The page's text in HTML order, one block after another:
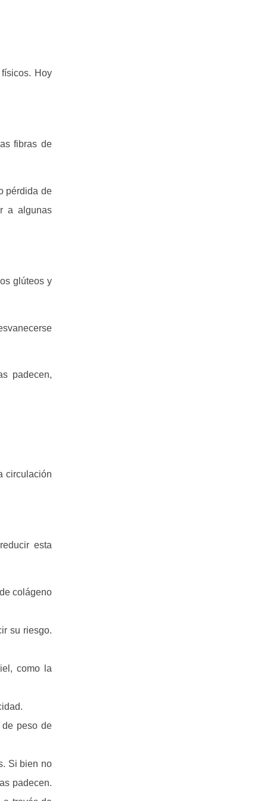
Hoy
fibras de
pérdida de
a algunas
glúteos y
padecen,
circulación
esta
colágeno
su riesgo.
como la
de peso de
Si bien no
padecen.